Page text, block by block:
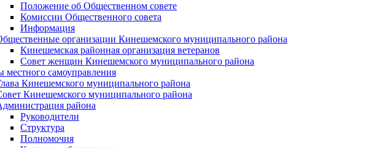
Положение об Общественном совете
Комиссии Общественного совета
Информация
организации Кинешемского муниципального района
Кинешемская районная организация ветеранов
Совет женщин Кинешемского муниципального района
местного самоуправления
Кинешемского муниципального района
Кинешемского муниципального района
района
Руководители
Структура
Полномочия